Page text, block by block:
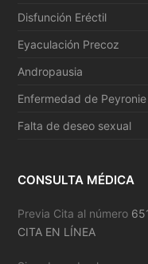
Disfunción Eréctil
Eyaculación Precoz
Andropausia
Enfermedad de Peyronie
Falta de deseo sexual
CONSULTA MÉDICA
Previa Cita al número
CITA EN LÍNEA